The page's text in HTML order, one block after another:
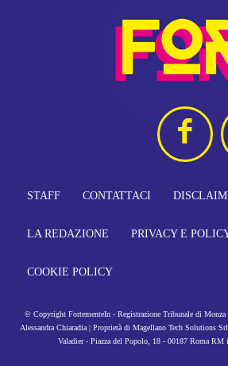
STAFF CONTATTACI
LA REDAZIONE PRIVACY E
COOKIE POLICY
© Copyright FortementeIn - Registrazione Tribunale di Monza
Alessandra Chiaradia | Proprietà di Magellano Tech Solutions
Valadier - Piazza del Popolo, 18 - 00187 Roma RM